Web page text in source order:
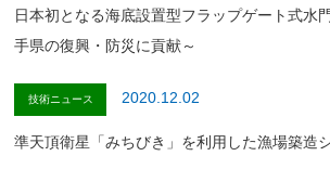
日本初となる海底設置型フラップゲート式水
手県の復興・防災に貢献～
技術ニュース 2020.12.02
準天頂衛星「みちびき」を利用した漁場築造